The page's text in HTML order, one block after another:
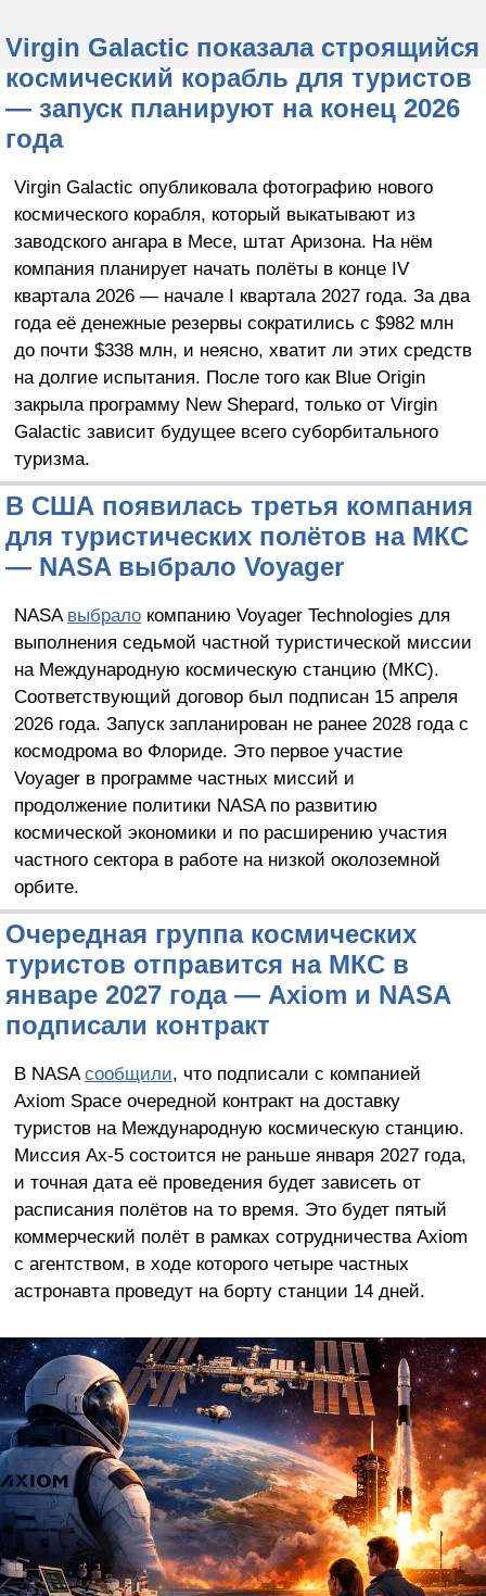
Virgin Galactic показала строящийся
космический корабль для туристов
— запуск планируют на конец 2026
года
Virgin Galactic опубликовала фотографию нового
космического корабля, который выкатывают из
заводского ангара в Месе, штат Аризона. На нём
компания планирует начать полёты в конце IV
квартала 2026 — начале I квартала 2027 года. За два
года её денежные резервы сократились с $982 млн
до почти $338 млн, и неясно, хватит ли этих средств
на долгие испытания. После того как Blue Origin
закрыла программу New Shepard, только от Virgin
Galactic зависит будущее всего суборбитального
туризма.
В США появилась третья компания
для туристических полётов на МКС
— NASA выбрало Voyager
NASA выбралокомпанию Voyager Technologies для
выполнения седьмой частной туристической миссии
на Международную космическую станцию (МКС).
Соответствующий договор был подписан 15 апреля
2026 года. Запуск запланирован не ранее 2028 года с
космодрома во Флориде. Это первое участие
Voyager в программе частных миссий и
продолжение политики NASA по развитию
космической экономики и по расширению участия
частного сектора в работе на низкой околоземной
орбите.
Очередная группа космических
туристов отправится на МКС в
январе 2027 года — Axiom и NASA
подписали контракт
В NASA сообщили, что подписали с компанией
Axiom Space очередной контракт на доставку
туристов на Международную космическую станцию.
Миссия Ax-5 состоится не раньше января 2027 года,
и точная дата её проведения будет зависеть от
расписания полётов на то время. Это будет пятый
коммерческий полёт в рамках сотрудничества Axiom
с агентством, в ходе которого четыре частных
астронавта проведут на борту станции 14 дней.